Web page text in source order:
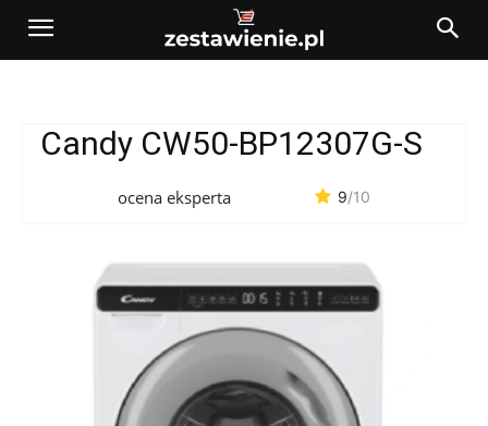
Candy CW50-BP12307G-S
ocena eksperta 9/10